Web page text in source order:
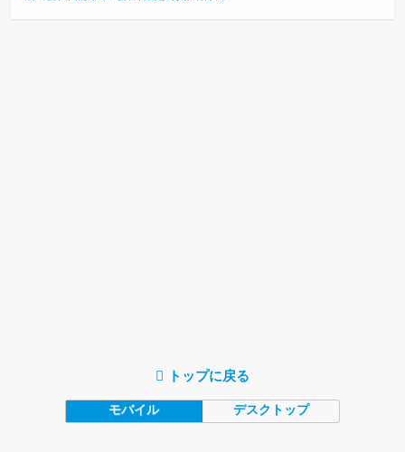
トップに戻る
モバイル デスクトップ